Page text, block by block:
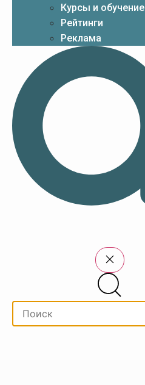
Курсы и обучение
Рейтинги
Реклама